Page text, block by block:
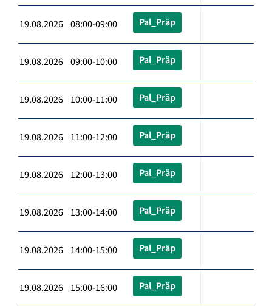
19.08.2026 08:00-09:00 Pal_Präp
19.08.2026 09:00-10:00 Pal_Präp
19.08.2026 10:00-11:00 Pal_Präp
19.08.2026 11:00-12:00 Pal_Präp
19.08.2026 12:00-13:00 Pal_Präp
19.08.2026 13:00-14:00 Pal_Präp
19.08.2026 14:00-15:00 Pal_Präp
19.08.2026 15:00-16:00 Pal_Präp